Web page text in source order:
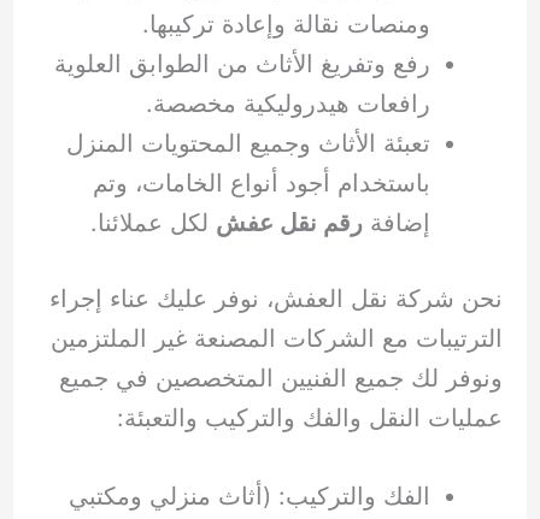
ومنصات نقالة وإعادة تركيبها.
رفع وتفريغ الأثاث من الطوابق العلوية
رافعات هيدروليكية مخصصة.
تعبئة الأثاث وجميع المحتويات المنزل
باستخدام أجود أنواع الخامات، وتم
إضافة رقم نقل عفش لكل عملائنا.
نحن شركة نقل العفش، نوفر عليك عناء إجراء
الترتيبات مع الشركات المصنعة غير الملتزمين
ونوفر لك جميع الفنيين المتخصصين في جميع
عمليات النقل والفك والتركيب والتعبئة:
الفك والتركيب: (أثاث منزلي ومكتبي